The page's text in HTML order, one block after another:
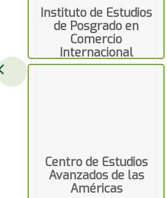
Instituto de Estudios
de Posgrado en
Comercio
Internacional
México, Ciudad de México
Centro de Estudios
Avanzados de las
Américas